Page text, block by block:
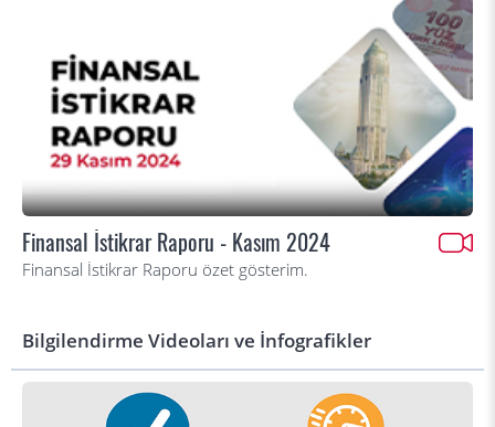
Finansal İstikrar Raporu - Kasım 2024
Finansal İstikrar Raporu özet gösterim.
Bilgilendirme Videoları ve İnfografikler